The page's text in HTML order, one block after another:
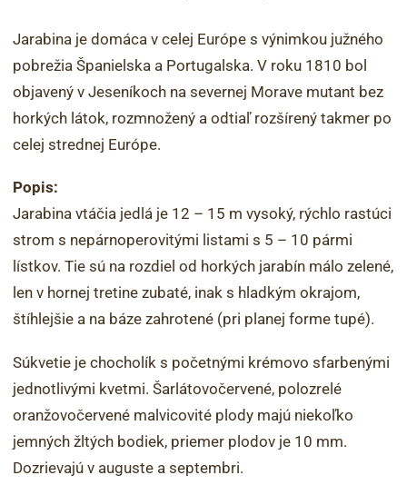
Jarabina je domáca v celej Európe s výnimkou južného
pobrežia Španielska a Portugalska. V roku 1810 bol
objavený v Jeseníkoch na severnej Morave mutant bez
horkých látok, rozmnožený a odtiaľ rozšírený takmer po
celej strednej Európe.
Popis:
Jarabina vtáčia jedlá je 12 – 15 m vysoký, rýchlo rastúci
strom s nepárnoperovitými listami s 5 – 10 pármi
lístkov. Tie sú na rozdiel od horkých jarabín málo zelené,
len v hornej tretine zubaté, inak s hladkým okrajom,
štíhlejšie a na báze zahrotené (pri planej forme tupé).
Súkvetie je chocholík s početnými krémovo sfarbenými
jednotlivými kvetmi. Šarlátovočervené, polozrelé
oranžovočervené malvicovité plody majú niekoľko
jemných žltých bodiek, priemer plodov je 10 mm.
Dozrievajú v auguste a septembri.